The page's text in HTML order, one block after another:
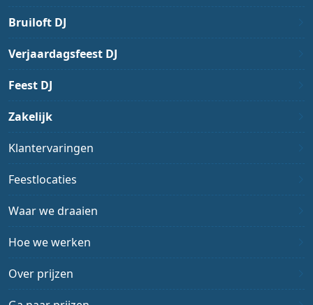
Bruiloft DJ
Verjaardagsfeest DJ
Feest DJ
Zakelijk
Klantervaringen
Feestlocaties
Waar we draaien
Hoe we werken
Over prijzen